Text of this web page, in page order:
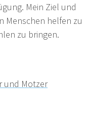
Mein Ziel und
Menschen helfen zu
zu bringen.
und Motzer